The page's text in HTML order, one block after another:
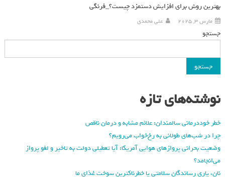
بهترین روش برای افزایش دستمزد چیست؟_فرنگی
مارس 3, 2025 علی محمدی
جستجو
جستجو
نوشته‌های تازه
خطر خوددرمانی سالمندان: علائم مشابه و درمان ناقص
چرا در شب‌های طولانی به رخ‌خواب می‌رویم؟
وضعیت بحرانی پروازهای هوایی آمریکا: آیا تعطیلی دولت به تاخیر و لغو پرواز
می‌انجامد؟
نان، یاری رساندگان سلامتی یا خطرناکترین سوخت غذای ما